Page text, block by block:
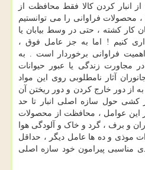
انبار کردن کالا فقط محافظت از
، محصولات فراوانی را می توانستیم
کار کشته ، حتی در وسط بیابان یا
کنیم ! اما به جز عامل فوق ،
فراوانی برخوردار است . به
مجاورت زندگی یا عبور حیوانات
آثار نامطلوبی روی این مواد
به از دور خارج کردن و دور ریختن آن
کشی حول سازه اصلی انبار تا حد
این عوامل ، محافظت از محصولات
و برف ، گرد و خاک و آلودگی هوا
موذی و ده ها عامل دیگر ، حداقل
مناسبی پیرامون خود سازه اصلی